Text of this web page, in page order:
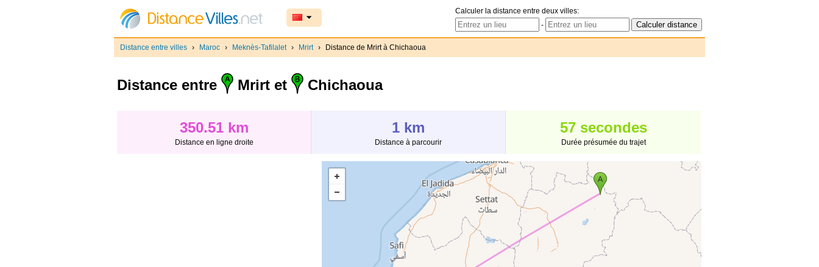
Calculer la distance entre deux villes:
-
Distance entre villes › Maroc › Meknès-Tafilalet › Mrirt › Distance de Mrirt à Chichaoua
Distance entre Mrirt et Chichaoua
350.51 km
Distance en ligne droite
1 km
Distance à parcourir
57 secondes
Durée présumée du trajet